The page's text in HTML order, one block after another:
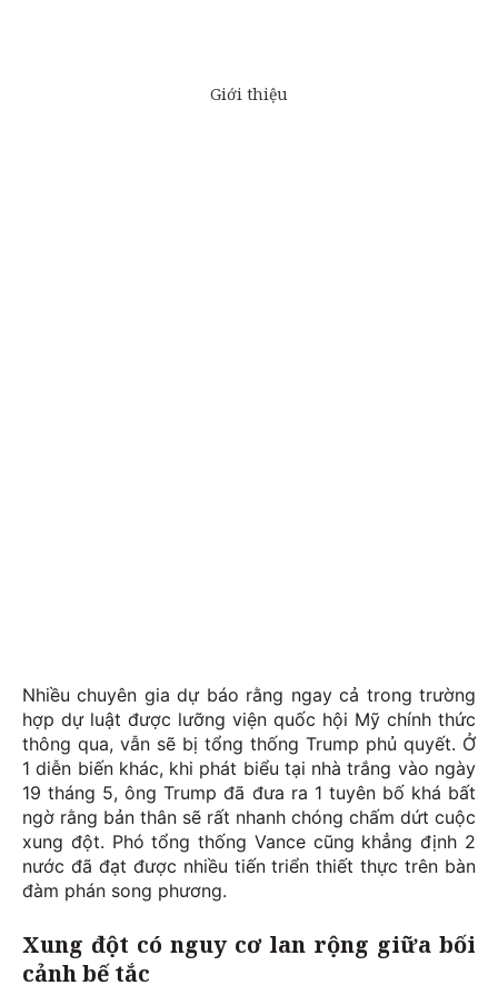
Nhiều chuyên gia dự báo rằng ngay cả trong trường
hợp dự luật được lưỡng viện quốc hội Mỹ chính thức
thông qua, vẫn sẽ bị tổng thống Trump phủ quyết. Ở
1 diễn biến khác, khi phát biểu tại nhà trắng vào ngày
19 tháng 5, ông Trump đã đưa ra 1 tuyên bố khá bất
ngờ rằng bản thân sẽ rất nhanh chóng chấm dứt cuộc
xung đột. Phó tổng thống Vance cũng khẳng định 2
nước đã đạt được nhiều tiến triển thiết thực trên bàn
đàm phán song phương.
Xung đột có nguy cơ lan rộng giữa bối
cảnh bế tắc